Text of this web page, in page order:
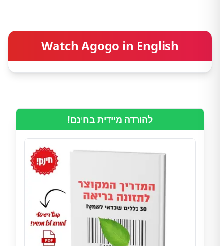
Watch Agogo in English
להורדה מיידית בחינם!